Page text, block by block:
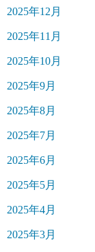
2025年12月
2025年11月
2025年10月
2025年9月
2025年8月
2025年7月
2025年6月
2025年5月
2025年4月
2025年3月